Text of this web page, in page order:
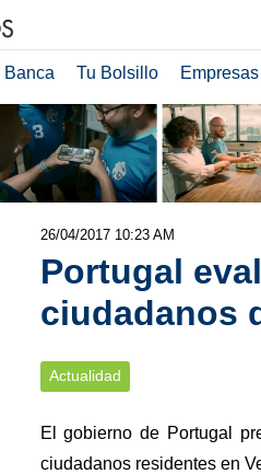
Banca Tu Bolsillo Empresas
26/04/2017 10:23 AM
Portugal
ciudadanos
Actualidad
El gobierno de Portugal
ciudadanos residentes en